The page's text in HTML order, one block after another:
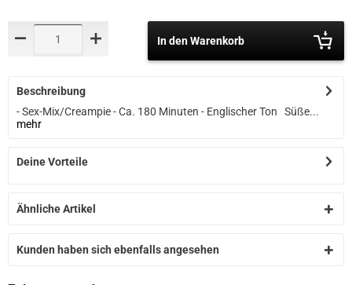
In den Warenkorb
Beschreibung
- Sex-Mix/Creampie - Ca. 180 Minuten - Englischer Ton Süße...
mehr
Deine Vorteile
Ähnliche Artikel
Kunden haben sich ebenfalls angesehen